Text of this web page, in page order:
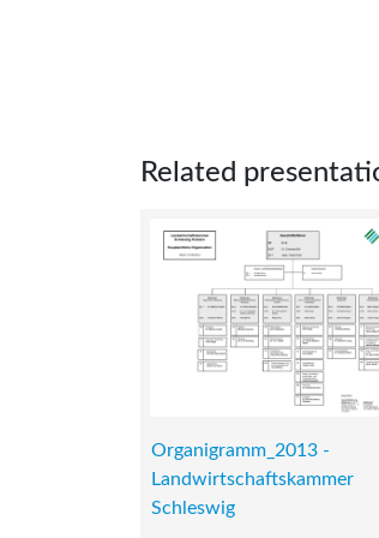
Related
Organigramm_2013 -
Landwirtschaftskammer
Schleswig